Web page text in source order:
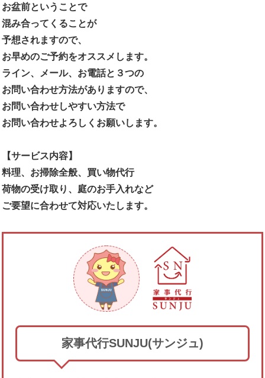
お盆前ということで
混み合ってくることが
予想されますので、
お早めのご予約をオススメします。
ライン、メール、お電話と３つの
お問い合わせ方法がありますので、
お問い合わせしやすい方法で
お問い合わせよろしくお願いします。
【サービス内容】
料理、お掃除全般、買い物代行
荷物の受け取り、庭のお手入れなど
ご要望に合わせて対応いたします。
家事代行SUNJU(サンジュ)